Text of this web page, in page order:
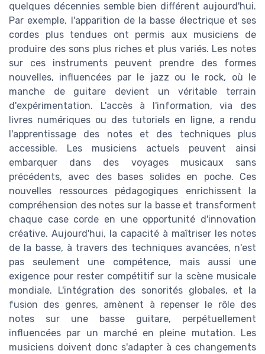
quelques décennies semble bien différent aujourd'hui.
Par exemple, l'apparition de la basse électrique et ses
cordes plus tendues ont permis aux musiciens de
produire des sons plus riches et plus variés. Les notes
sur ces instruments peuvent prendre des formes
nouvelles, influencées par le jazz ou le rock, où le
manche de guitare devient un véritable terrain
d'expérimentation. L'accès à l'information, via des
livres numériques ou des tutoriels en ligne, a rendu
l'apprentissage des notes et des techniques plus
accessible. Les musiciens actuels peuvent ainsi
embarquer dans des voyages musicaux sans
précédents, avec des bases solides en poche. Ces
nouvelles ressources pédagogiques enrichissent la
compréhension des notes sur la basse et transforment
chaque case corde en une opportunité d'innovation
créative. Aujourd'hui, la capacité à maîtriser les notes
de la basse, à travers des techniques avancées, n'est
pas seulement une compétence, mais aussi une
exigence pour rester compétitif sur la scène musicale
mondiale. L'intégration des sonorités globales, et la
fusion des genres, amènent à repenser le rôle des
notes sur une basse guitare, perpétuellement
influencées par un marché en pleine mutation. Les
musiciens doivent donc s'adapter à ces changements